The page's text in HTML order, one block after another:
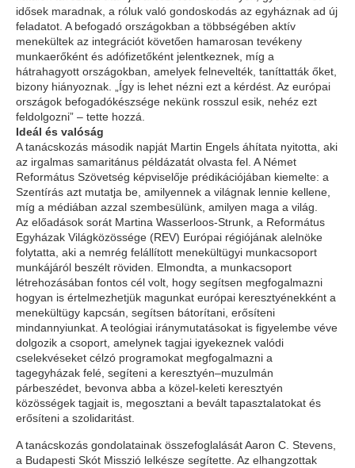
idősek maradnak, a róluk való gondoskodás az egyháznak ad új
feladatot. A befogadó országokban a többségében aktív
menekültek az integrációt követően hamarosan tevékeny
munkaerőként és adófizetőként jelentkeznek, míg a
hátrahagyott országokban, amelyek felnevelték, taníttatták őket,
bizony hiányoznak. „Így is lehet nézni ezt a kérdést. Az európai
országok befogadókészsége nekünk rosszul esik, nehéz ezt
feldolgozni” – tette hozzá.
Ideál és valóság
A tanácskozás második napját Martin Engels áhítata nyitotta, aki
az irgalmas samaritánus példázatát olvasta fel. A Német
Református Szövetség képviselője prédikációjában kiemelte: a
Szentírás azt mutatja be, amilyennek a világnak lennie kellene,
míg a médiában azzal szembesülünk, amilyen maga a világ.
Az előadások sorát Martina Wasserloos-Strunk, a Református
Egyházak Világközössége (REV) Európai régiójának alelnöke
folytatta, aki a nemrég felállított menekültügyi munkacsoport
munkájáról beszélt röviden. Elmondta, a munkacsoport
létrehozásában fontos cél volt, hogy segítsen megfogalmazni
hogyan is értelmezhetjük magunkat európai keresztyénekként a
menekültügy kapcsán, segítsen bátorítani, erősíteni
mindannyiunkat. A teológiai iránymutatásokat is figyelembe véve
dolgozik a csoport, amelynek tagjai igyekeznek valódi
cselekvéseket célzó programokat megfogalmazni a
tagegyházak felé, segíteni a keresztyén–muzulmán
párbeszédet, bevonva abba a közel-keleti keresztyén
közösségek tagjait is, megosztani a bevált tapasztalatokat és
erősíteni a szolidaritást.
A tanácskozás gondolatainak összefoglalását Aaron C. Stevens,
a Budapesti Skót Misszió lelkésze segítette. Az elhangzottak